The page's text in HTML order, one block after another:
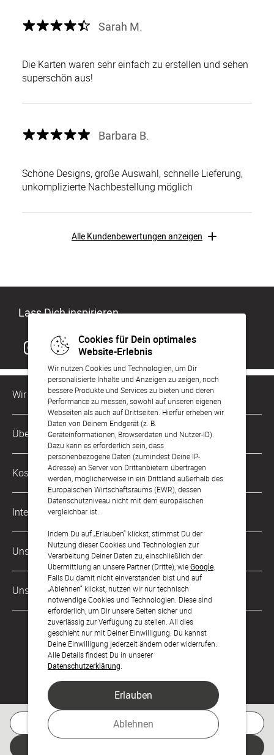
Cookies für Dein optimales
Website-Erlebnis
Wir nutzen Cookies und Technologien, um Dir
personalisierte Inhalte und Anzeigen zu zeigen, noch
bessere Produkte und Services zu bieten und deren
Performance zu messen, sowohl auf unseren eigenen
Webseiten als auch auf Drittseiten. Hierfür erheben wir
Daten von Deinem Endgerät (z. B.
Geräteinformationen, Browserdaten und Nutzer-ID).
Dazu kann es erforderlich sein, dass
personenbezogene Daten (zumindest Deine IP-
Adresse) an Server von Drittanbietern übertragen
werden, möglicherweise in ein Drittland außerhalb des
Europäischen Wirtschaftsraums (EWR), dessen
Datenschutzniveau nicht mit dem europäischen
vergleichbar ist.
Indem Du auf „Erlauben“ klickst, stimmst Du der
Nutzung dieser Cookies und Technologien zur
Verarbeitung Deiner Daten zu, einschließlich der
Übermittlung an unsere Partner (Dritte), wieGoogle
Falls Du damit nicht einverstanden bist und auf
„Ablehnen“ klickst, nutzen wir nur technisch
notwendige Cookies und Technologien. Diese sind
erforderlich, um Dir unsere Seiten sicher und
zuverlässig zur Verfügung zu stellen. All dies
geschieht nur mit Deiner Einwilligung. Du kannst
Deine Einwilligung jederzeit ändern oder widerrufen.
Alle Details findest Du in unserer
Datenschutzerklärung
Ablehnen
Erlauben
Kostenlose Musterkarte
Sarah M.
Die Karten waren sehr einfach zu erstellen und sehen
superschön aus!
Barbara B.
Schöne Designs, große Auswahl, schnelle Lieferung,
unkomplizierte Nachbestellung möglich
Alle Kundenbewertungen anzeigen
Lass Dich inspirieren
Wir sind für Dich da
Kundenservice-Hotline
0221 956 725 10
Mo. - Fr. von 9 bis 17 Uhr
kontakt@sendmoments.de
Über Uns
Philosophie
Karriere
Impressum
AGB & Widerrufsrecht
Zahlung & Versand
Datenschutz
Barrierefreiheitserklärung
LLM's
Kostenlose Services
Musterkarten
Digitale Gästelisten
FAQ & Hilfe
International
Österreich
Schweiz
Frankreich
Unsere Zahlungsarten
Unsere Partner
Feier den Moment.